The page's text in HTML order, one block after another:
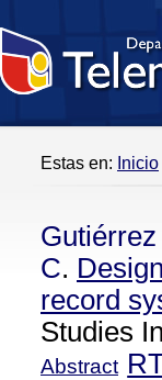
Estas en: Inicio
Gutiérrez
C.
record
Studies
Abstract